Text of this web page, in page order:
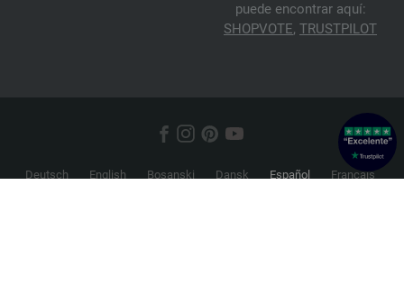
puede encontrar aquí:
SHOPVOTE, TRUSTPILOT
Deutsch English Bosanski Dansk Español
Français